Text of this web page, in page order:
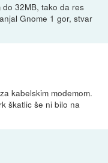
32MB, tako da res
Gnome 1 gor, stvar
kabelskim modemom.
škatlic še ni bilo na